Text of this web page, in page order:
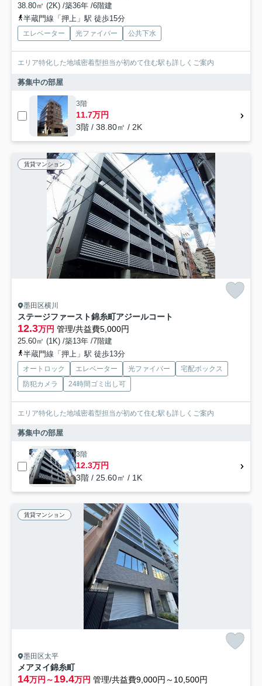
38.80㎡ (2K) /築36年 /6階建
半蔵門線「押上」駅 徒歩15分
エレベーター 光ファイバー 公共下水
エリア特化した地域密着型担当が初めて住む駅も詳しくご案内
募集中の部屋
3階
11.7万円
3階 / 38.80㎡ / 2K
賃貸マンション
墨田区横川
ステージファースト錦糸町アジールコート
12.3万円 管理/共益費5,000円
25.60㎡ (1K) /築13年 /7階建
半蔵門線「押上」駅 徒歩13分
オートロック エレベーター 光ファイバー
宅配ボックス
防犯カメラ
24時間ゴミ出し可
エリア特化した地域密着型担当が初めて住む駅も詳しくご案内
募集中の部屋
3階
12.3万円
3階 / 25.60㎡ / 1K
賃貸マンション
墨田区太平
メアヌイ錦糸町
14万円～19.4万円 管理/共益費9,000円～10,500円